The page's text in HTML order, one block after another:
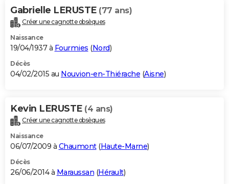
Gabrielle LERUSTE (77 ans)
Créer une cagnotte obsèques
Naissance
19/04/1937 à Fourmies (Nord)
Décès
04/02/2015 au Nouvion-en-Thiérache (Aisne)
Kevin LERUSTE (4 ans)
Créer une cagnotte obsèques
Naissance
06/07/2009 à Chaumont(Haute-Marne)
Décès
26/06/2014 à Maraussan (Hérault)